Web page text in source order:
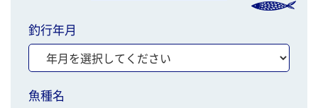
釣行年月
魚種名